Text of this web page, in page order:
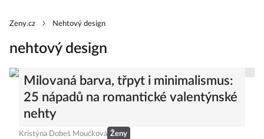
Zeny.cz Nehtový design
nehtový design
Milovaná barva, třpyt i minimalismus:
25 nápadů na romantické valentýnské
nehty
Kristýna Dobeš Moučková Ženy